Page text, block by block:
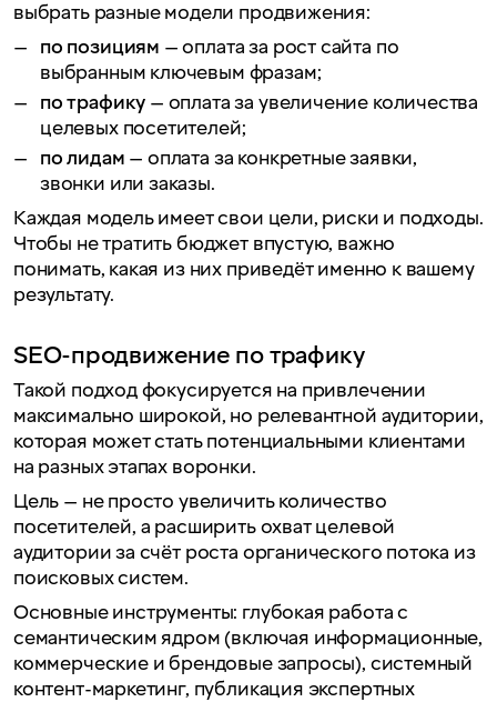
выбрать разные модели продвижения:
по позициям — оплата за рост сайта по
выбранным ключевым фразам;
по трафику — оплата за увеличение количества
целевых посетителей;
по лидам — оплата за конкретные заявки,
звонки или заказы.
Каждая модель имеет свои цели, риски и подходы.
Чтобы не тратить бюджет впустую, важно
понимать, какая из них приведёт именно к вашему
результату.
SEO-продвижение по трафику
Такой подход фокусируется на привлечении
максимально широкой, но релевантной аудитории,
которая может стать потенциальными клиентами
на разных этапах воронки.
Цель — не просто увеличить количество
посетителей, а расширить охват целевой
аудитории за счёт роста органического потока из
поисковых систем.
Основные инструменты: глубокая работа с
семантическим ядром (включая информационные,
коммерческие и брендовые запросы), системный
контент-маркетинг, публикация экспертных